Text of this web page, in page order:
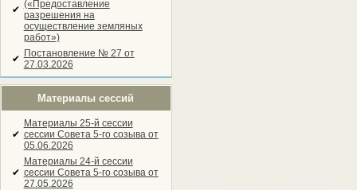
✔ («Предоставление
разрешения на
осуществление земляных
работ»)
✔ Постановление № 27 от
27.03.2026
Материалы сессий
✔
Материалы 25-й сессии
сессии Совета 5-го созыва от
05.06.2026
✔
Материалы 24-й сессии
сессии Совета 5-го созыва от
27.05.2026